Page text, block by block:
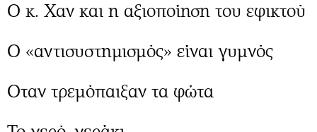
Ο κ. Χαν και η αξιοποίηση του εφικτού
Ο «αντισυστημισμός» είναι γυμνός
Oταν τρεμόπαιξαν τα φώτα